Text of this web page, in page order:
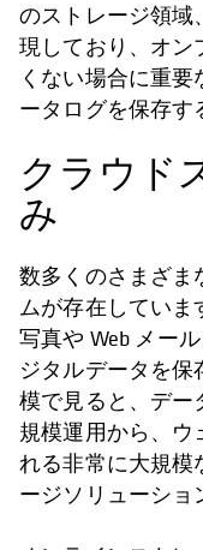
のストレージ領域
現しており、オン
くない場合に重
ータログを保存す
クラウド
み
数多くのさまざま
ムが存在してい
写真や Web メー
ジタルデータを
模で見ると、デー
規模運用から、ウ
れる非常に大規模
ージソリューショ